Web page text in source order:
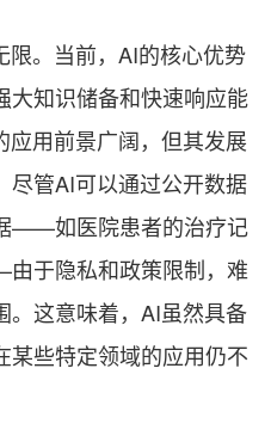
。当前，AI的核心优势
大知识储备和快速响应能
用前景广阔，但其发展
尽管AI可以通过公开数据
——如医院患者的治疗记
于隐私和政策限制，难
。这意味着，AI虽然具备
某些特定领域的应用仍不